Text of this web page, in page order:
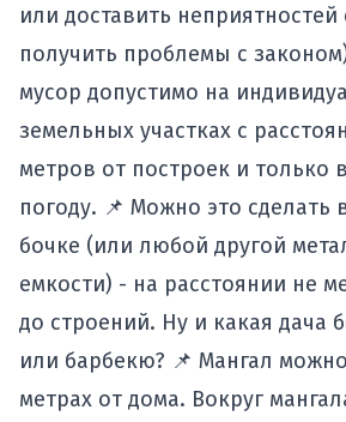
или доставить неприятностей
получить проблемы с
мусор допустимо на
земельных участках с
метров от построек и только
погоду. 📌 Можно это сделать
бочке (или любой другой
емкости) - на расстоянии не
до строений. Ну и какая дача
или барбекю? 📌 Мангал
метрах от дома. Вокруг